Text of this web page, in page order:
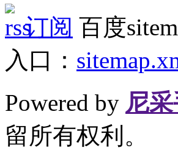
订阅 百度
入口：
Powered by 尼
留所有权利。